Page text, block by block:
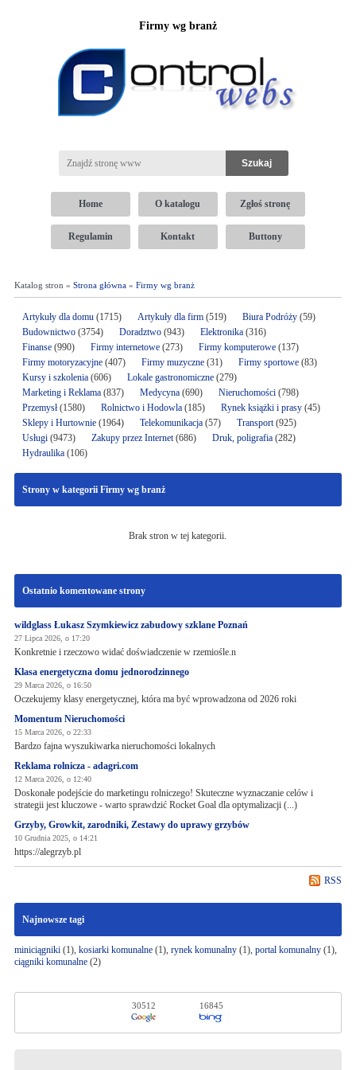
Firmy wg branż
Home O katalogu Zgłoś stronę
Regulamin Kontakt Buttony
Katalog stron » Strona główna» Firmy wg branż
Artykuły dla domu(1715) Artykuły dla firm(519) Biura Podróży(59)
Budownictwo(3754) Doradztwo(943) Elektronika (316)
Finanse(990) Firmy internetowe (273) Firmy komputerowe(137)
Firmy motoryzacyjne(407) Firmy muzyczne(31) Firmy sportowe(83)
Kursy i szkolenia(606) Lokale gastronomiczne(279)
Marketing i Reklama(837) Medycyna(690) Nieruchomości(798)
Przemysł(1580) Rolnictwo i Hodowla(185) Rynek książki i prasy(45)
Sklepy i Hurtownie(1964) Telekomunikacja(57) Transport(925)
Usługi(9473) Zakupy przez Internet(686) Druk, poligrafia(282)
Hydraulika(106)
Strony w kategorii Firmy wg branż
Brak stron w tej kategorii.
Ostatnio komentowane strony
wildglass Łukasz Szymkiewicz zabudowy szklane Poznań
27 Lipca 2026, o 17:20
Konkretnie i rzeczowo widać doświadczenie w rzemiośle.n
Klasa energetyczna domu jednorodzinnego
29 Marca 2026, o 16:50
Oczekujemy klasy energetycznej, która ma być wprowadzona od 2026 roki
Momentum Nieruchomości
15 Marca 2026, o 22:33
Bardzo fajna wyszukiwarka nieruchomości lokalnych
Reklama rolnicza - adagri.com
12 Marca 2026, o 12:40
Doskonałe podejście do marketingu rolniczego! Skuteczne wyznaczanie celów i
strategii jest kluczowe - warto sprawdzić Rocket Goal dla optymalizacji (...)
Grzyby, Growkit, zarodniki, Zestawy do uprawy grzybów
10 Grudnia 2025, o 14:21
https://alegrzyb.pl
RSS
Najnowsze tagi
miniciągniki(1), kosiarki komunalne(1), rynek komunalny(1), portal komunalny(1),
ciągniki komunalne(2)
30512 16845